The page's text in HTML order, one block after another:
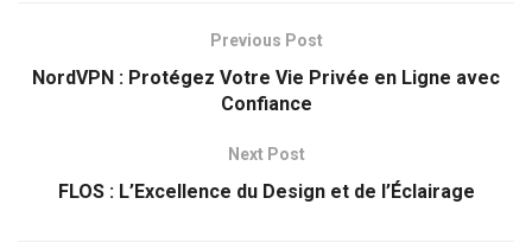
Previous Post
NordVPN : Protégez Votre Vie Privée en Ligne avec
Confiance
Next Post
FLOS : L’Excellence du Design et de l’Éclairage